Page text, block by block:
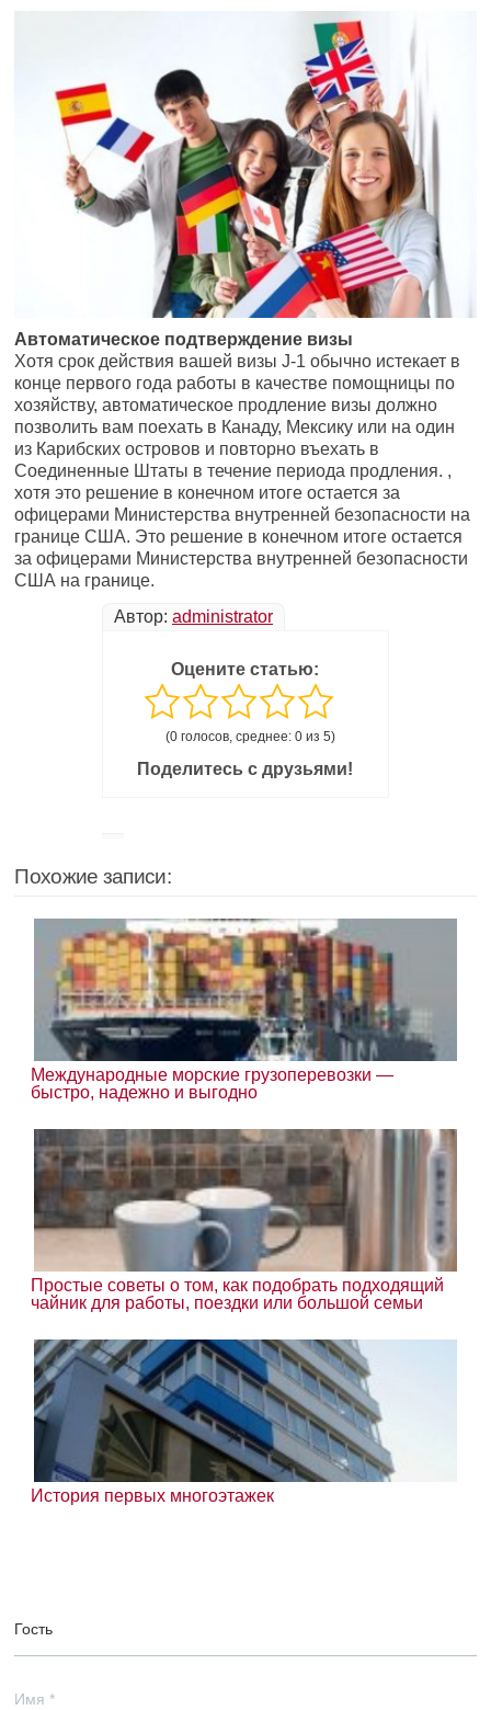
Автоматическое подтверждение визы
Хотя срок действия вашей визы J-1 обычно истекает в
конце первого года работы в качестве помощницы по
хозяйству, автоматическое продление визы должно
позволить вам поехать в Канаду, Мексику или на один
из Карибских островов и повторно въехать в
Соединенные Штаты в течение периода продления. ,
хотя это решение в конечном итоге остается за
офицерами Министерства внутренней безопасности на
границе США. Это решение в конечном итоге остается
за офицерами Министерства внутренней безопасности
США на границе.
Автор: administrator
Оцените статью:
(0 голосов, среднее: 0 из 5)
Поделитесь с друзьями!
Похожие записи:
Международные морские грузоперевозки —
быстро, надежно и выгодно
Простые советы о том, как подобрать подходящий
чайник для работы, поездки или большой семьи
История первых многоэтажек
Гость
Имя *